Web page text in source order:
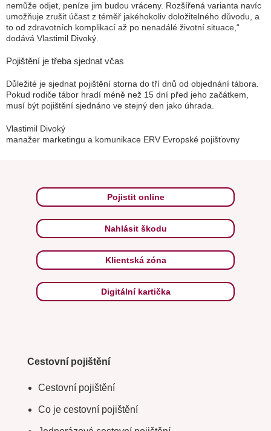
nemůže odjet, peníze jim budou vráceny. Rozšířená varianta navíc
umožňuje zrušit účast z téměř jakéhokoliv doložitelného důvodu, a
to od zdravotních komplikací až po nenadálé životní situace,“
dodává Vlastimil Divoký.
Pojištění je třeba sjednat včas
Důležité je sjednat pojištění storna do tří dnů od objednání tábora.
Pokud rodiče tábor hradí méně než 15 dní před jeho začátkem,
musí být pojištění sjednáno ve stejný den jako úhrada.
Vlastimil Divoký
manažer marketingu a komunikace ERV Evropské pojišťovny
Pojistit online
Nahlásit škodu
Klientská zóna
Digitální kartička
Cestovní pojištění
Cestovní pojištění
Co je cestovní pojištění